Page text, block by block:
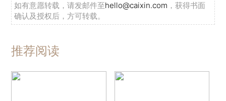
如有意愿转载，请发邮件至hello@caixin.com ，获得书面
确认及授权后，方可转载。
推荐阅读